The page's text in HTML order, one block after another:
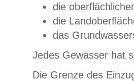
die
die
das
Jedes Gewässer hat
Die Grenze des